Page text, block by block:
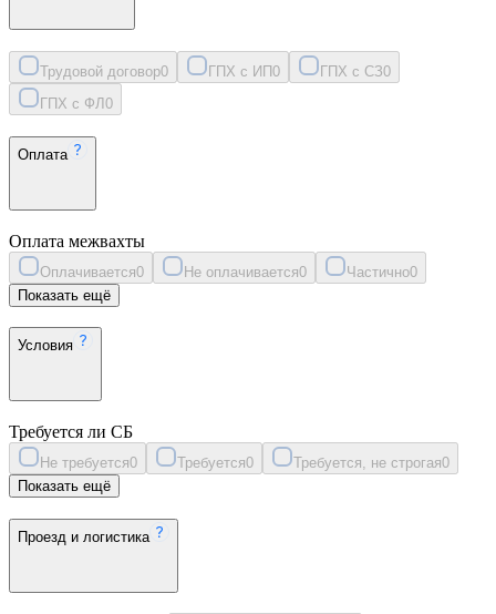
Трудовой договор0 ГПХ с ИП0 ГПХ с СЗ0
ГПХ с ФЛ 0
Оплата
Оплата межвахты
Оплачивается0 Не оплачивается0 Частично0
Показать ещё
Условия
Требуется ли СБ
Не требуется0 Требуется0 Требуется, не строгая0
Показать ещё
Проезд и логистика